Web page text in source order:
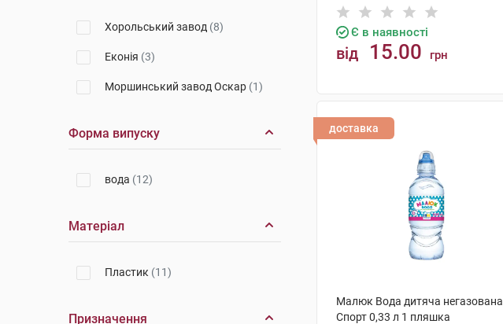
Хорольський завод (8)
Еконія (3)
Моршинський завод Оскар (1)
Форма випуску
вода (12)
Матеріал
Пластик (11)
Призначення
Є в наявності
від 15.00 грн
доставка
Малюк Вода дитяча негазована
Спорт 0,33 л 1 пляшка